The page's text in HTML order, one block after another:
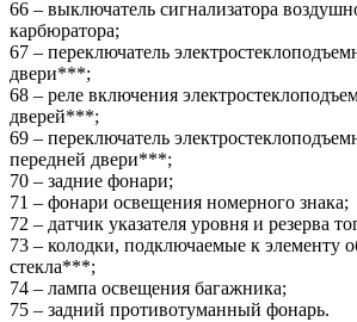
66 – выключатель сигнализатора
карбюратора;
67 – переключатель
двери***;
68 – реле включения
дверей***;
69 – переключатель
передней двери***;
70 – задние фонари;
71 – фонари освещения номерного знака;
72 – датчик указателя уровня и резерва
73 – колодки, подключаемые к элементу
стекла***;
74 – лампа освещения багажника;
75 – задний противотуманный фонарь.